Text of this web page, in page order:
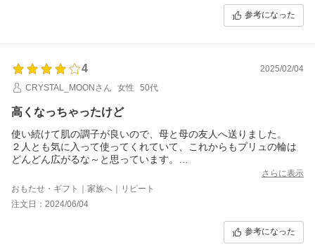
参考になった
4
2025/02/04
CRYSTAL_MOONさん
女性 50代
高くなっちゃったけど
使い続けて肌の調子が良いので、母と母の友人へ送りました。
２人とも気に入って使ってくれていて、これからもプリュの輪は
どんどん広がるな～と思っています。
さらに表示
おもたせ・ギフト｜家族へ｜リピート
注文日：2024/06/04
参考になった